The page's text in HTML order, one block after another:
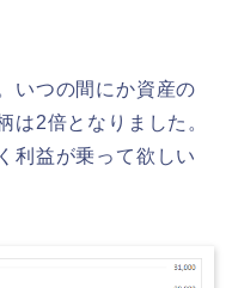
いつの間にか資産の
は2倍となりました。
利益が乗って欲しい